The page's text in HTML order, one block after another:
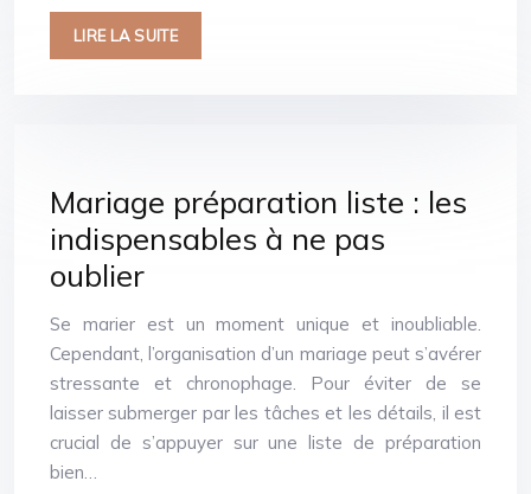
LIRE LA SUITE
Mariage préparation liste : les
indispensables à ne pas
oublier
Se marier est un moment unique et inoubliable.
Cependant, l’organisation d’un mariage peut s’avérer
stressante et chronophage. Pour éviter de se
laisser submerger par les tâches et les détails, il est
crucial de s’appuyer sur une liste de préparation
bien…